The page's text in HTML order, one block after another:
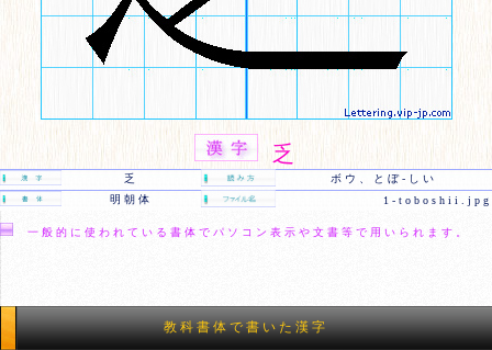
乏
乏
ボウ、とぼ-しい
明朝体
1-toboshii.jpg
一般的に使われている書体でパソコン表示や文書等で用いられます。
教科書体で書いた漢字